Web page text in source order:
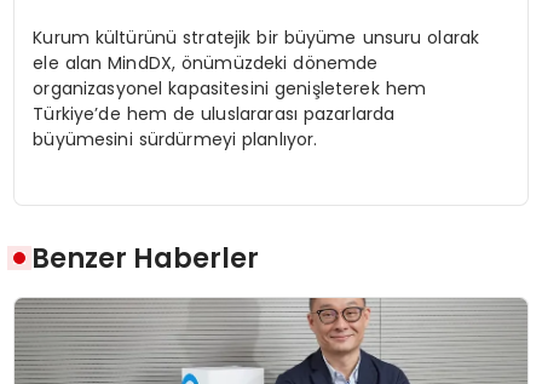
Kurum kültürünü stratejik bir büyüme unsuru olarak
ele alan MindDX, önümüzdeki dönemde
organizasyonel kapasitesini genişleterek hem
Türkiye’de hem de uluslararası pazarlarda
büyümesini sürdürmeyi planlıyor.
Benzer Haberler